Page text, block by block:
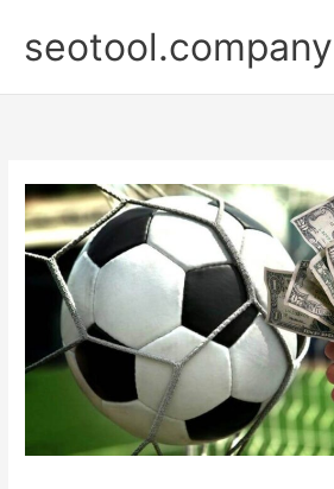
dung
seotool.company